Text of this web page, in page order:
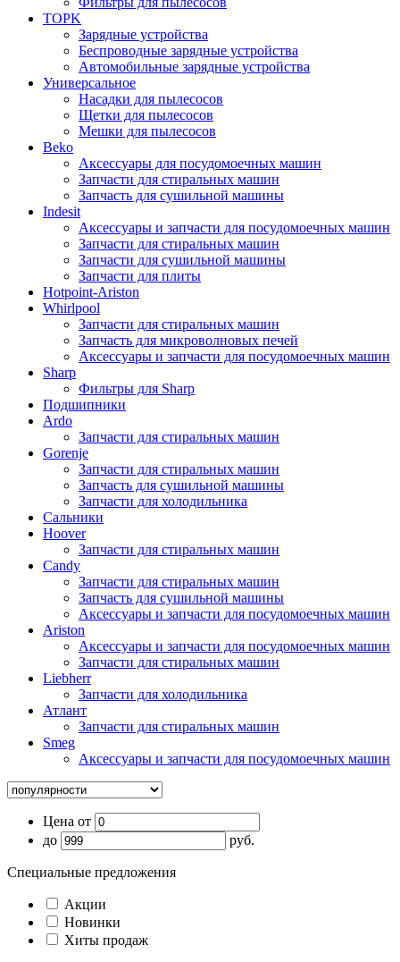
TOPK
Зарядные устройства
Беспроводные зарядные устройства
Автомобильные зарядные устройства
Универсальное
Насадки для пылесосов
Щетки для пылесосов
Мешки для пылесосов
Beko
Аксессуары для посудомоечных машин
Запчасти для стиральных машин
Запчасть для сушильной машины
Indesit
Аксессуары и запчасти для посудомоечных машин
Запчасти для стиральных машин
Запчасти для сушильной машины
Запчасти для плиты
Hotpoint-Ariston
Whirlpool
Запчасти для стиральных машин
Запчасть для микроволновых печей
Аксессуары и запчасти для посудомоечных машин
Sharp
Фильтры для Sharp
Подшипники
Ardo
Запчасти для стиральных машин
Gorenje
Запчасти для стиральных машин
Запчасть для сушильной машины
Запчасти для холодильника
Сальники
Hoover
Запчасти для стиральных машин
Candy
Запчасти для стиральных машин
Запчасть для сушильной машины
Аксессуары и запчасти для посудомоечных машин
Ariston
Аксессуары и запчасти для посудомоечных машин
Запчасти для стиральных машин
Liebherr
Запчасти для холодильника
Атлант
Запчасти для стиральных машин
Smeg
Аксессуары и запчасти для посудомоечных машин
Цена от
до
руб.
Специальные предложения
Акции
Новинки
Хиты продаж